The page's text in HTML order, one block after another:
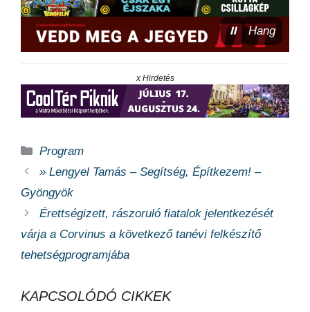
⏸ Hang
x Hirdetés
Kategória
Program
» Lengyel Tamás – Segítség, Építkezem! –
Gyöngyök
Érettségizett, rászoruló fiatalok jelentkezését
várja a Corvinus a következő tanévi felkészítő
tehetségprogramjába
KAPCSOLÓDÓ CIKKEK